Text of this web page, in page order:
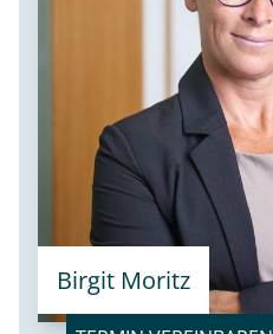
Birgit Moritz